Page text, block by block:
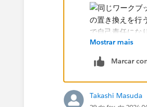
もうひとつ、
を公開していた
Mostrar mais
Marcar
Takashi Masuda